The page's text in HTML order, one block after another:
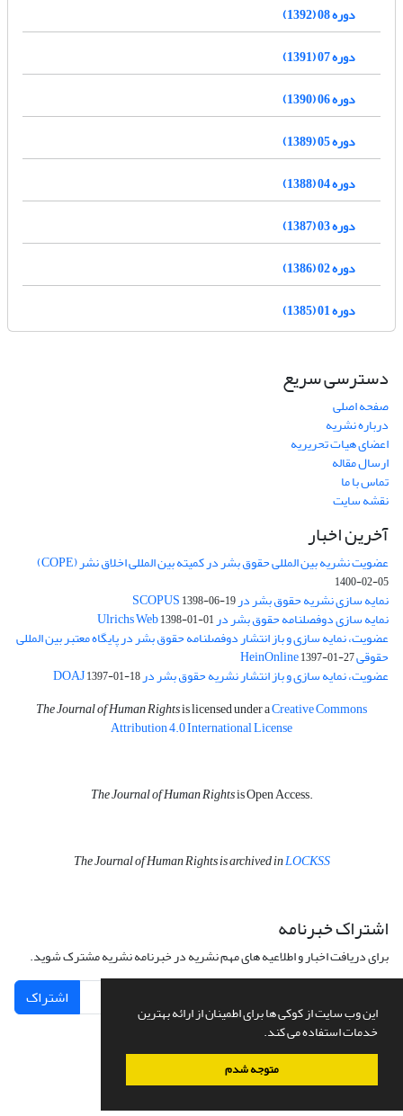
این وب سایت از کوکی ها برای اطمینان از ارائه بهترین
خدمات استفاده می کند.
متوجه شدم
دوره 08 (1392)
دوره 07 (1391)
دوره 06 (1390)
دوره 05 (1389)
دوره 04 (1388)
دوره 03 (1387)
دوره 02 (1386)
دوره 01 (1385)
دسترسی سریع
صفحه اصلی
درباره نشریه
اعضای هیات تحریریه
ارسال مقاله
تماس با ما
نقشه سایت
آخرین اخبار
عضویت نشریه بین المللی حقوق بشر در کمیته بین المللی اخلاق نشر (COPE)
1400-02-05
نمایه سازی نشریه حقوق بشر در SCOPUS1398-06-19
نمایه سازی دوفصلنامه حقوق بشر در Ulrichs Web1398-01-01
عضویت، نمایه سازی و باز انتشار دوفصلنامه حقوق بشر در پایگاه معتبر بین المللی
حقوقی HeinOnline1397-01-27
عضویت، نمایه سازی و باز انتشار نشریه حقوق بشر در DOAJ1397-01-18
The Journal of Human Rightsis licensed under aCreative Commons
Attribution 4.0 International License
The Journal of Human Rightsis Open Access.
The Journal of Human Rights is archived inLOCKSS
اشتراک خبرنامه
برای دریافت اخبار و اطلاعیه های مهم نشریه در خبرنامه نشریه مشترک شوید.
اشتراک
سامانه مدیریت نشریات علمی.طراحی و پیاده سازی ازسیناوب